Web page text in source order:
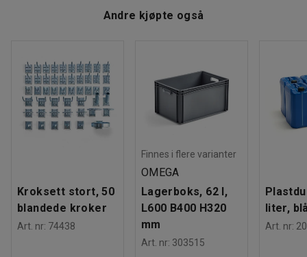
Andre kjøpte også
Kroksett stort, 50
blandede kroker
Art. nr: 74438
Finnes i flere varianter
OMEGA
Lagerboks, 62 l,
L600 B400 H320
mm
Art. nr: 303515
liter,
Art. nr: